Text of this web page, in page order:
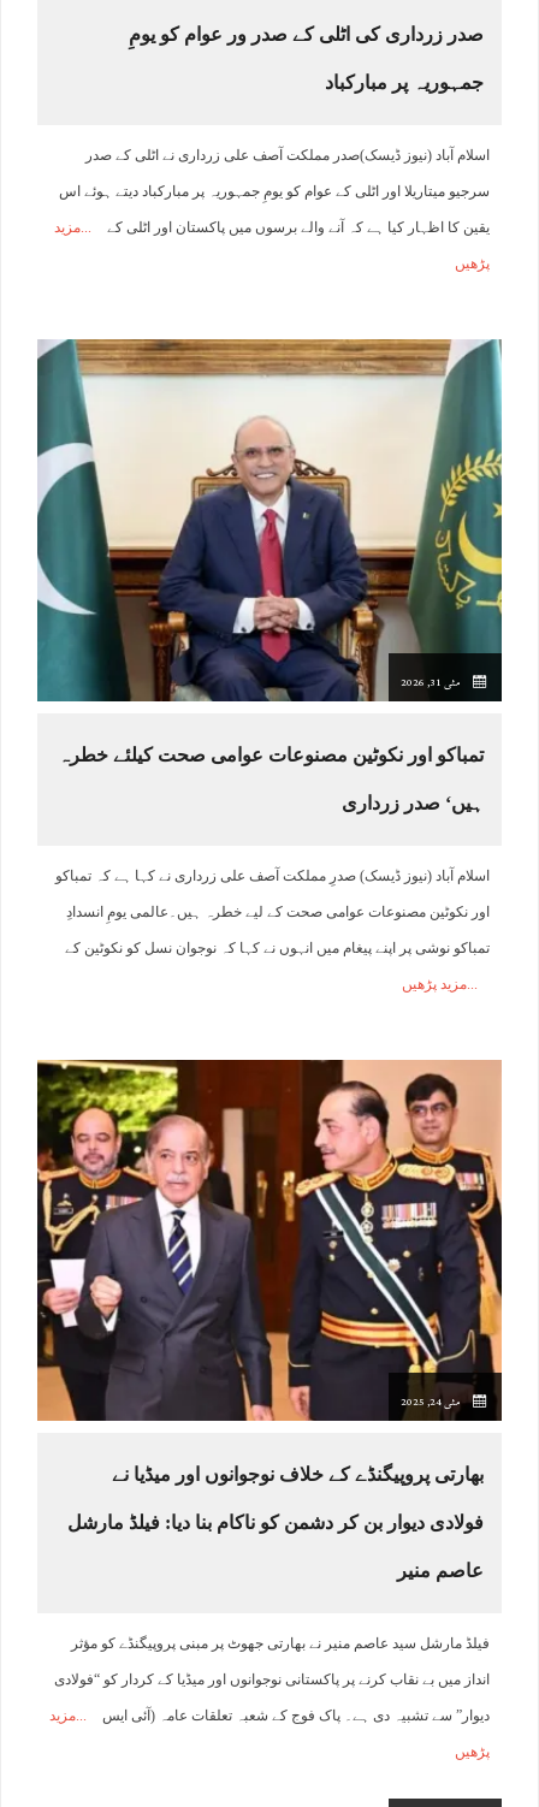
صدر زرداری کی اٹلی کے صدر ور عوام کو یومِ
جمہوریہ پر مبارکباد
اسلام آباد (نیوز ڈیسک)صدر مملکت آصف علی زرداری نے اٹلی کے صدر
سرجیو میتاریلا اور اٹلی کے عوام کو یومِ جمہوریہ پر مبارکباد دیتے ہوئے اس
یقین کا اظہار کیا ہے کہ آنے والے برسوں میں پاکستان اور اٹلی کے مزید
پڑھیں
مئی 31, 2026
تمباکو اور نکوٹین مصنوعات عوامی صحت کیلئے خطرہ
ہیں‘ صدر زرداری
اسلام آباد (نیوز ڈیسک) صدرِ مملکت آصف علی زرداری نے کہا ہے کہ تمباکو
اور نکوٹین مصنوعات عوامی صحت کے لیے خطرہ ہیں۔عالمی یومِ انسدادِ
تمباکو نوشی پر اپنے پیغام میں انہوں نے کہا کہ نوجوان نسل کو نکوٹین کے
مزید پڑھیں
مئی 24, 2025
بھارتی پروپیگنڈے کے خلاف نوجوانوں اور میڈیا نے
فولادی دیوار بن کر دشمن کو ناکام بنا دیا: فیلڈ مارشل
عاصم منیر
فیلڈ مارشل سید عاصم منیر نے بھارتی جھوٹ پر مبنی پروپیگنڈے کو مؤثر
انداز میں بے نقاب کرنے پر پاکستانی نوجوانوں اور میڈیا کے کردار کو “فولادی
دیوار” سے تشبیہ دی ہے۔ پاک فوج کے شعبہ تعلقات عامہ (آئی ایس مزید
پڑھیں